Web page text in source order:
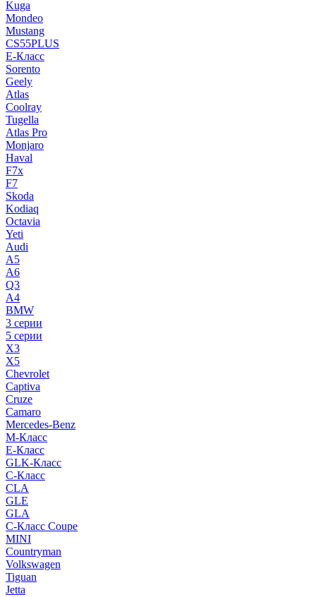
Kuga
Mondeo
Mustang
CS55PLUS
E-Класс
Sorento
Geely
Atlas
Coolray
Tugella
Atlas Pro
Monjaro
Haval
F7x
F7
Skoda
Kodiaq
Octavia
Yeti
Audi
A5
A6
Q3
A4
BMW
3 серии
5 серии
X3
X5
Chevrolet
Captiva
Cruze
Camaro
Mercedes-Benz
M-Класс
E-Класс
GLK-Класс
C-Класс
CLA
GLE
GLA
C-Класс Coupe
MINI
Countryman
Volkswagen
Tiguan
Jetta